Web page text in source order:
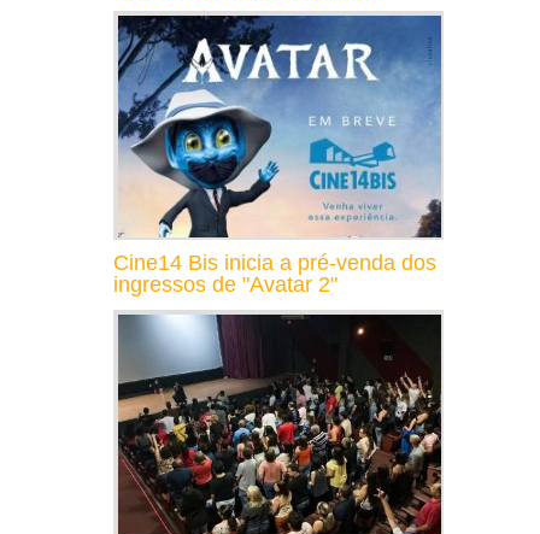
Cine14 Bis inicia a pré-venda dos
ingressos de "Avatar 2"